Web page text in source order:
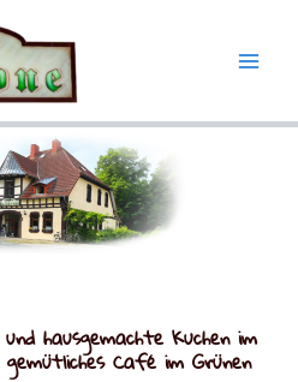
hausgemachte Kuchen im
Café im Grünen